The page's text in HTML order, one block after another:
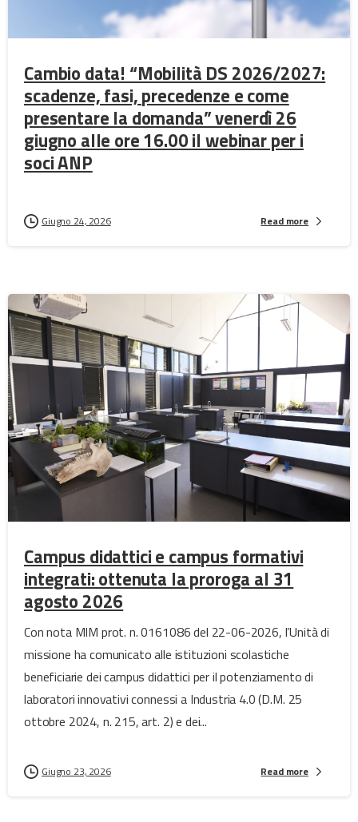
Cambio data! “Mobilità DS 2026/2027:
scadenze, fasi, precedenze e come
presentare la domanda” venerdì 26
giugno alle ore 16.00 il webinar per i
soci ANP
Giugno 24, 2026 Read more
Campus didattici e campus formativi
integrati: ottenuta la proroga al 31
agosto 2026
Con nota MIM prot. n. 0161086 del 22-06-2026, l’Unità di
missione ha comunicato alle istituzioni scolastiche
beneficiarie dei campus didattici per il potenziamento di
laboratori innovativi connessi a Industria 4.0 (D.M. 25
ottobre 2024, n. 215, art. 2) e dei...
Giugno 23, 2026 Read more